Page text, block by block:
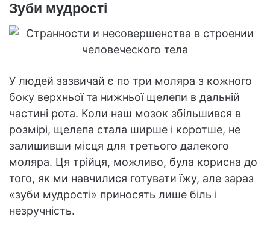
Зуби мудрості
У людей зазвичай є по три моляра з кожного
боку верхньої та нижньої щелепи в дальній
частині рота. Коли наш мозок збільшився в
розмірі, щелепа стала ширше і коротше, не
залишивши місця для третього далекого
моляра. Ця трійця, можливо, була корисна до
того, як ми навчилися готувати їжу, але зараз
«зуби мудрості» приносять лише біль і
незручність.